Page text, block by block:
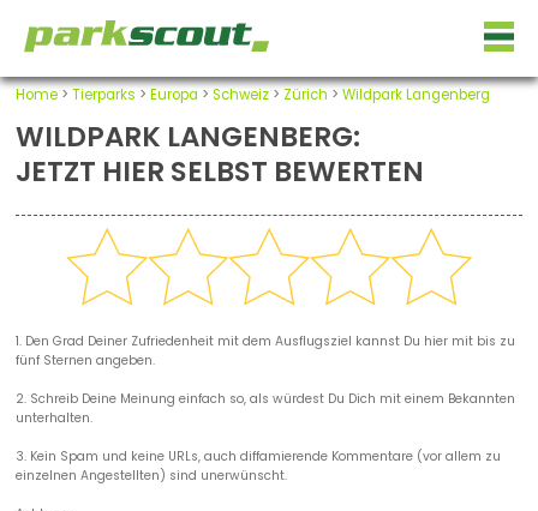
Home> Tierparks > Europa > Schweiz> Zürich > Wildpark Langenberg
WILDPARK LANGENBERG:
JETZT HIER SELBST BEWERTEN
1. Den Grad Deiner Zufriedenheit mit dem Ausflugsziel kannst Du hier mit bis zu
fünf Sternen angeben.
2. Schreib Deine Meinung einfach so, als würdest Du Dich mit einem Bekannten
unterhalten.
3. Kein Spam und keine URLs, auch diffamierende Kommentare (vor allem zu
einzelnen Angestellten) sind unerwünscht.